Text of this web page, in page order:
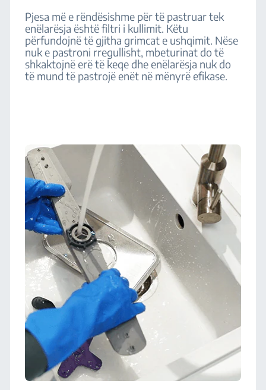
Pjesa më e rëndësishme për të pastruar tek
enëlarësja është filtri i kullimit. Këtu
përfundojnë të gjitha grimcat e ushqimit. Nëse
nuk e pastroni rregullisht, mbeturinat do të
shkaktojnë erë të keqe dhe enëlarësja nuk do
të mund të pastrojë enët në mënyrë efikase.